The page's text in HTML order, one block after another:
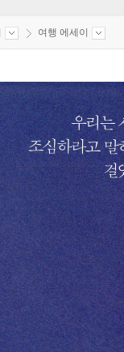
여행 에세이